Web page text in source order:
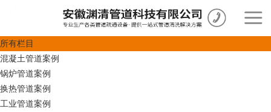
所有栏目
混凝土管道案例
锅炉管道案例
换热管道案例
工业管道案例